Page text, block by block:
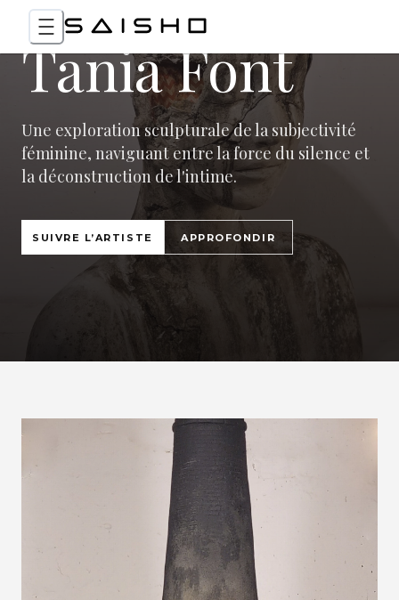
Tania Font
Une exploration sculpturale de la subjectivité
féminine, naviguant entre la force du silence et
la déconstruction de l'intime.
SUIVRE L’ARTISTE APPROFONDIR